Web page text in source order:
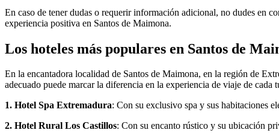
En caso de tener dudas o requerir información adicional, no dudes en
experiencia positiva en Santos de Maimona.
Los hoteles más populares en Santos de
En la encantadora localidad de Santos de Maimona, en la región de
adecuado puede marcar la diferencia en la experiencia de viaje de cada
1. Hotel Spa Extremadura: Con su exclusivo spa y sus habitaciones
2. Hotel Rural Los Castillos: Con su encanto rústico y su ubicación